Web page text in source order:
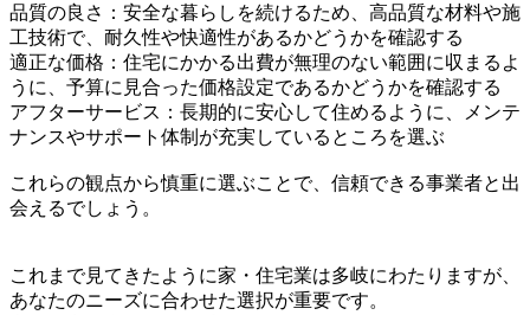
品質の良さ：安全な暮らしを続けるため、高品質な材料や施
工技術で、耐久性や快適性があるかどうかを確認する
適正な価格：住宅にかかる出費が無理のない範囲に収まるよ
うに、予算に見合った価格設定であるかどうかを確認する
アフターサービス：長期的に安心して住めるように、メンテ
ナンスやサポート体制が充実しているところを選ぶ
これらの観点から慎重に選ぶことで、信頼できる事業者と出
会えるでしょう。
これまで見てきたように家・住宅業は多岐にわたりますが、
あなたのニーズに合わせた選択が重要です。